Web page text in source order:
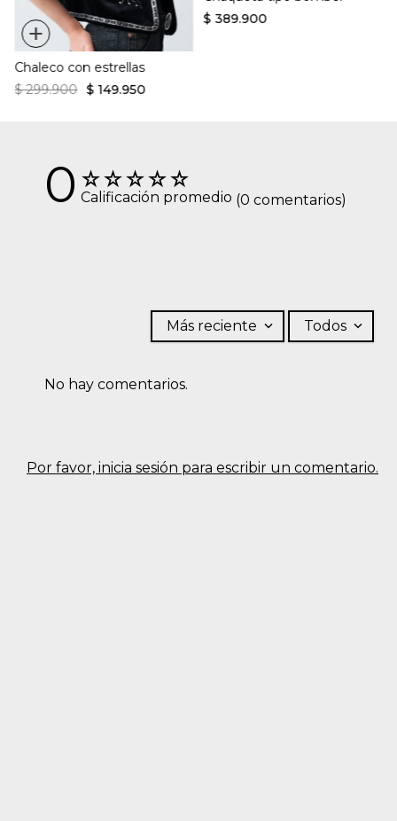
+
Chaleco con estrellas
$ 299.900 $ 149.950
$ 389.900
☆☆☆☆☆
0 Calificación promedio (0 comentarios)
Por favor, inicia sesión para escribir un comentario.
Más reciente Todos
No hay comentarios.